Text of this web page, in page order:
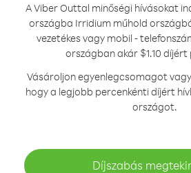
A Viber Outtal minőségi hívásokat
országba Irridium műhold
vezetékes vagy mobil -
országban akár $1.10
Vásároljon egyenlegcsomagot
hogy a legjobb percenkénti díjért
országot.
Díjszabás